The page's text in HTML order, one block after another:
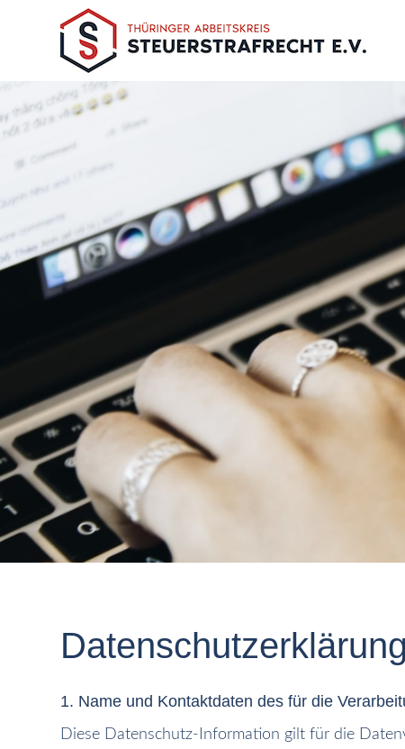
Datenschutzerklärung
1. Name und Kontaktdaten des für die
Diese Datenschutz-Information gilt für die